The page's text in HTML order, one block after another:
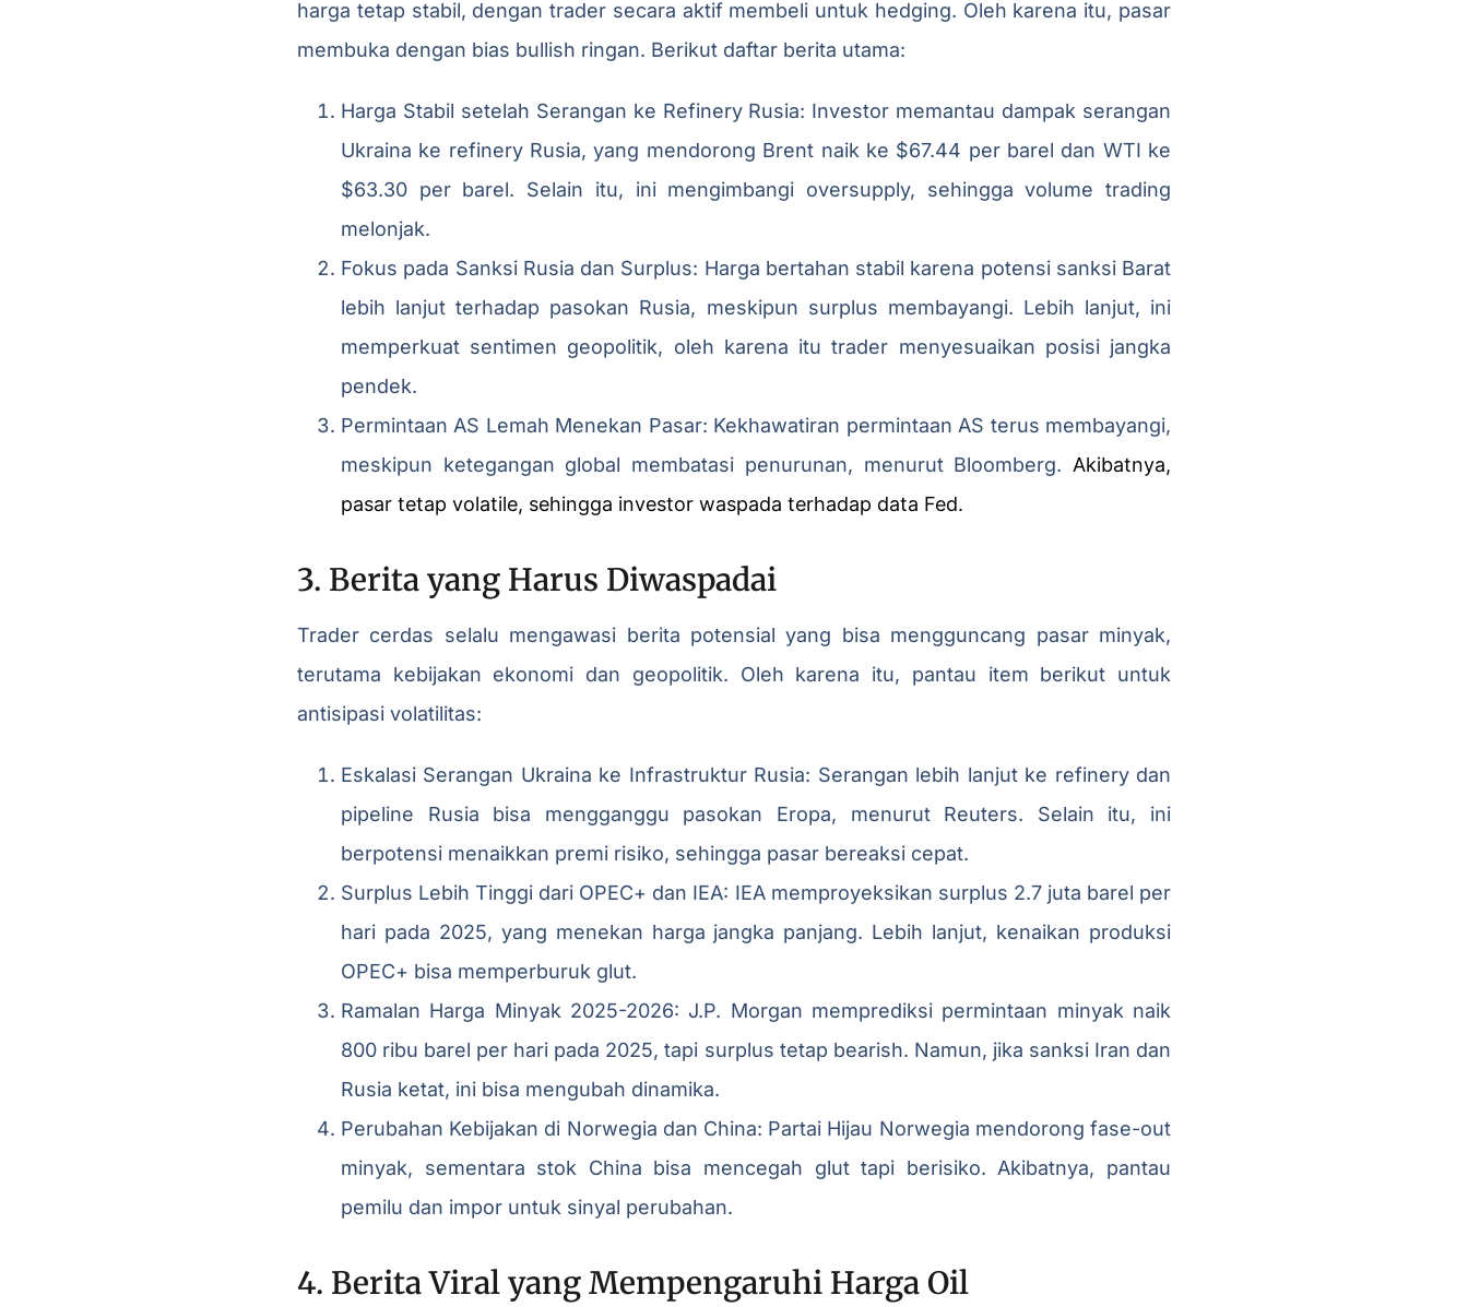
harga tetap stabil, dengan trader secara aktif membeli untuk hedging. Oleh karena itu, pasar
membuka dengan bias bullish ringan. Berikut daftar berita utama:
Harga Stabil setelah Serangan ke Refinery Rusia: Investor memantau dampak serangan
Ukraina ke refinery Rusia, yang mendorong Brent naik ke $67.44 per barel dan WTI ke
$63.30 per barel. Selain itu, ini mengimbangi oversupply, sehingga volume trading
melonjak.
Fokus pada Sanksi Rusia dan Surplus: Harga bertahan stabil karena potensi sanksi Barat
lebih lanjut terhadap pasokan Rusia, meskipun surplus membayangi. Lebih lanjut, ini
memperkuat sentimen geopolitik, oleh karena itu trader menyesuaikan posisi jangka
pendek.
Permintaan AS Lemah Menekan Pasar: Kekhawatiran permintaan AS terus membayangi,
meskipun ketegangan global membatasi penurunan, menurut Bloomberg. Akibatnya,
pasar tetap volatile, sehingga investor waspada terhadap data Fed.
3. Berita yang Harus Diwaspadai
Trader cerdas selalu mengawasi berita potensial yang bisa mengguncang pasar minyak,
terutama kebijakan ekonomi dan geopolitik. Oleh karena itu, pantau item berikut untuk
antisipasi volatilitas:
Eskalasi Serangan Ukraina ke Infrastruktur Rusia: Serangan lebih lanjut ke refinery dan
pipeline Rusia bisa mengganggu pasokan Eropa, menurut Reuters. Selain itu, ini
berpotensi menaikkan premi risiko, sehingga pasar bereaksi cepat.
Surplus Lebih Tinggi dari OPEC+ dan IEA: IEA memproyeksikan surplus 2.7 juta barel per
hari pada 2025, yang menekan harga jangka panjang. Lebih lanjut, kenaikan produksi
OPEC+ bisa memperburuk glut.
Ramalan Harga Minyak 2025-2026: J.P. Morgan memprediksi permintaan minyak naik
800 ribu barel per hari pada 2025, tapi surplus tetap bearish. Namun, jika sanksi Iran dan
Rusia ketat, ini bisa mengubah dinamika.
Perubahan Kebijakan di Norwegia dan China: Partai Hijau Norwegia mendorong fase-out
minyak, sementara stok China bisa mencegah glut tapi berisiko. Akibatnya, pantau
pemilu dan impor untuk sinyal perubahan.
4. Berita Viral yang Mempengaruhi Harga Oil